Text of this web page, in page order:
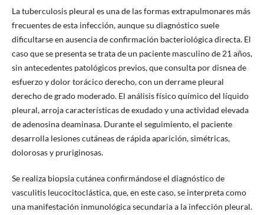
La tuberculosis pleural es una de las formas extrapulmonares más
frecuentes de esta infección, aunque su diagnóstico suele
dificultarse en ausencia de confirmación bacteriológica directa. El
caso que se presenta se trata de un paciente masculino de 21 años,
sin antecedentes patológicos previos, que consulta por disnea de
esfuerzo y dolor torácico derecho, con un derrame pleural
derecho de grado moderado. El análisis físico químico del líquido
pleural, arroja características de exudado y una actividad elevada
de adenosina deaminasa. Durante el seguimiento, el paciente
desarrolla lesiones cutáneas de rápida aparición, simétricas,
dolorosas y pruriginosas.
Se realiza biopsia cutánea confirmándose el diagnóstico de
vasculitis leucocitoclástica, que, en este caso, se interpreta como
una manifestación inmunológica secundaria a la infección pleural.